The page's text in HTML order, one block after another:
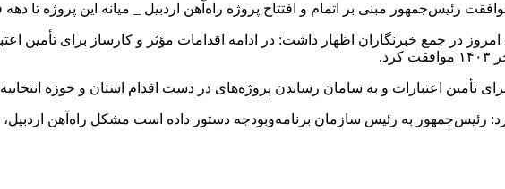
بر اتمام و افتتاح پروژه راه‌آهن اردبیل _ میانه این پروژه تا دهه فجر ۱۴۰۳ به بهره‌برداری
در جمع خبرنگاران اظهار داشت: در ادامه اقدامات مؤثر و کارساز برای تأمین
تأمین اعتبارات و به سامان رساندن پروژه‌های در دست اقدام استان و حوزه
رئیس‌جمهور به رئیس سازمان برنامه‌وبودجه دستور داده است مشکل راه‌آهن